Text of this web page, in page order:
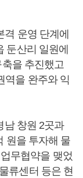
운영 단계에
둔산리 일원에
을 추진했고
역을 완주와 익
남 창원 2곳과
원을 투자해 물
무협약을 맺었
류센터 등은 현